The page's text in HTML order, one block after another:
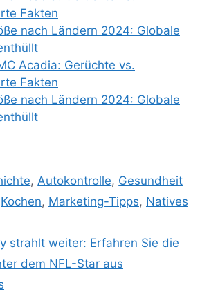
Fakten
nach Ländern 2024: Globale
Acadia: Gerüchte vs.
Fakten
nach Ländern 2024: Globale
,Autokontrolle, Gesundheit
Kochen, Marketing-Tipps, Natives
strahlt weiter: Erfahren Sie die
dem NFL-Star aus